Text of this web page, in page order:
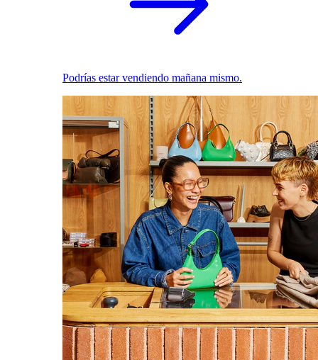
Podrías estar vendiendo mañana mismo.